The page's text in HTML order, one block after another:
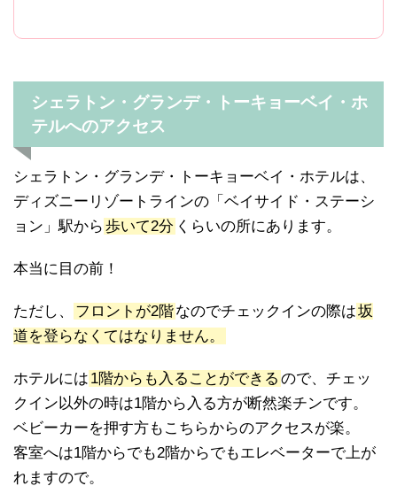
シェラトン・グランデ・トーキョーベイ・ホ
テルへのアクセス
シェラトン・グランデ・トーキョーベイ・ホテルは、
ディズニーリゾートラインの「ベイサイド・ステーシ
ョン」駅から 歩いて2分 くらいの所にあります。
本当に目の前！
ただし、 フロントが2階なのでチェックインの際は坂
道を登らなくてはなりません。
ホテルには 1階からも入ることができる ので、チェッ
クイン以外の時は1階から入る方が断然楽チンです。
ベビーカーを押す方もこちらからのアクセスが楽。
客室へは1階からでも2階からでもエレベーターで上が
れますので。